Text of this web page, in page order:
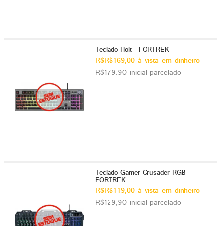
Teclado Holt - FORTREK
R$R$169,00 à vista em dinheiro
R$179,90 inicial parcelado
Teclado Gamer Crusader RGB -
FORTREK
R$R$119,00 à vista em dinheiro
R$129,90 inicial parcelado